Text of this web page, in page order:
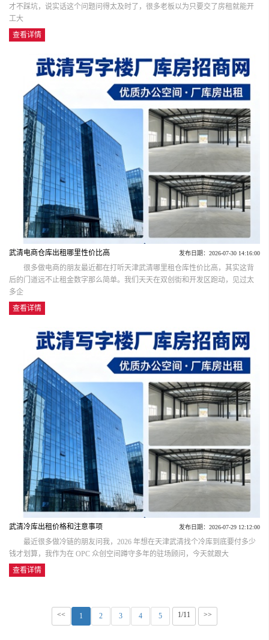
才不踩坑，说实话这个问题问得太及时了，很多老板以为只要交了房租就能开
工大
查看详情
武清电商仓库出租哪里性价比高 发布日期：2026-07-30 14:16:00
很多做电商的朋友最近都在打听天津武清哪里租仓库性价比高，其实这背
后的门道远不止租金数字那么简单。我们天天在双创街和开发区跑动，见过太
多企
查看详情
武清冷库出租价格和注意事项 发布日期：2026-07-29 12:12:00
最近很多做冷链的朋友问我，2026 年想在天津武清找个冷库到底要付多少
钱才划算，我作为在 OPC 众创空间蹲守多年的驻场顾问，今天就跟大
查看详情
<< 1 2 3 4 5 1/11 >>